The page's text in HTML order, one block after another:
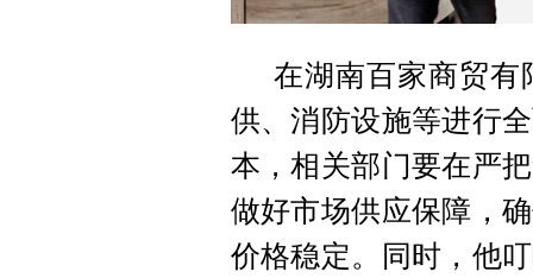
在湖南百家商贸有
供、消防设施等进行
本，相关部门要在严
做好市场供应保障，
价格稳定。同时，他